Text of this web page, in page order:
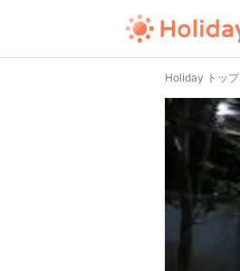
Holiday トップ